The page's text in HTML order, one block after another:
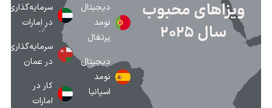
ویزاهای محبوب
سال 2025
دیجیتال
نومد
پرتغال
دیجیتال
نومد
اسپانیا
سرمایه‌گذاری
در امارات
سرمایه‌گذاری
در عمان
کار در
امارات